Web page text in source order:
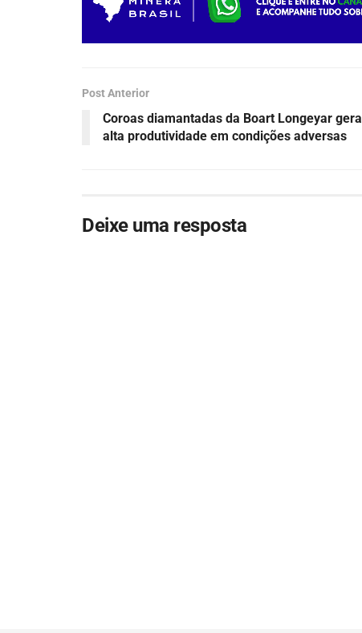
Post Anterior
Coroas diamantadas da Boart Longeyar gera
alta produtividade em condições adversas
Deixe uma resposta